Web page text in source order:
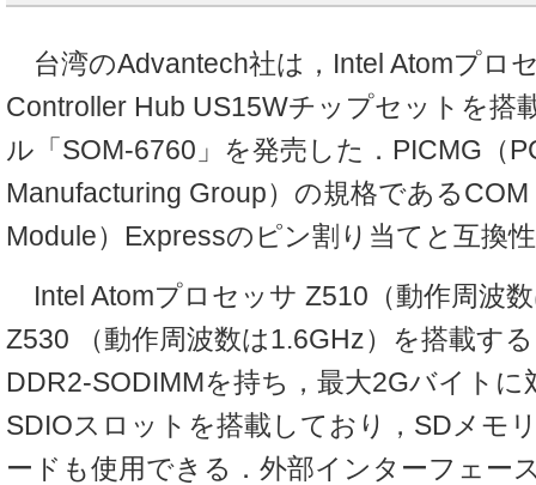
台湾のAdvantech社は，Intel Atomプロ
Controller Hub US15Wチップセットを搭
ル「SOM-6760」を発売した．PICMG（
Manufacturing Group）の規格である
Module）Expressのピン割り当てと互換
Intel Atomプロセッサ Z510（動作周波
Z530 （動作周波数は1.6GHz）を搭載す
DDR2-SODIMMを持ち，最大2Gバイトに
SDIOスロットを搭載しており，SDメモ
ードも使用できる．外部インターフェー